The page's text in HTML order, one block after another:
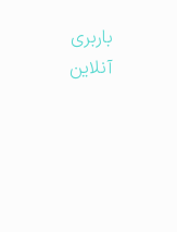
باربری
آنلاین